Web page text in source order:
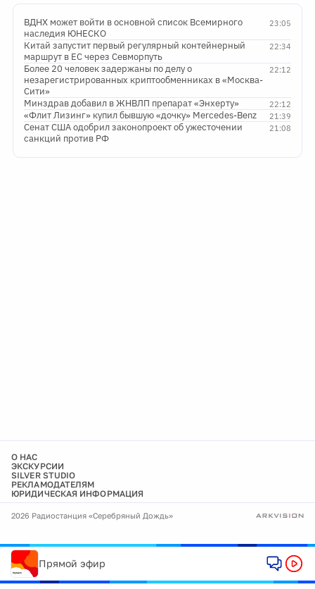
23:05
ВДНХ может войти в основной список Всемирного
наследия ЮНЕСКО
22:34
Китай запустит первый регулярный контейнерный
маршрут в ЕС через Севморпуть
22:12
Более 20 человек задержаны по делу о
незарегистрированных криптообменниках в «Москва-
Сити»
22:12
Минздрав добавил в ЖНВЛП препарат «Энхерту»
21:39
«Флит Лизинг» купил бывшую «дочку» Mercedes-Benz
21:08
Сенат США одобрил законопроект об ужесточении
санкций против РФ
О НАС
ЭКСКУРСИИ
SILVER STUDIO
РЕКЛАМОДАТЕЛЯМ
ЮРИДИЧЕСКАЯ ИНФОРМАЦИЯ
2026 Радиостанция «Серебряный Дождь»
Прямой эфир